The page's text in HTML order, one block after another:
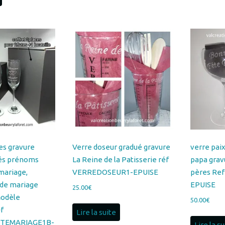
gravure
prénoms
mariage
Plage
Verre doseur gradué gravure
La Reine de la Patisserie réf
VERREDOSEUR1-EPUISE
25.00€
verre
papa
pères
50.00 €